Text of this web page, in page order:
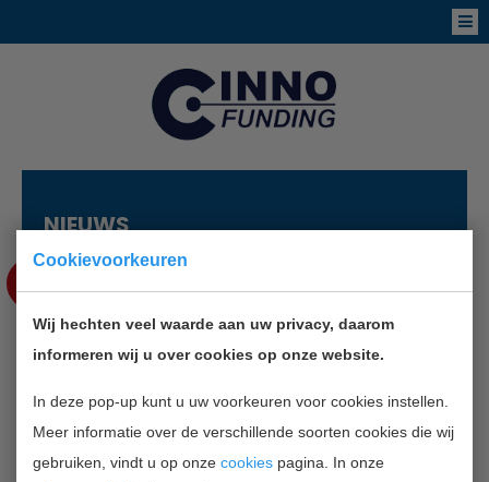
Cookievoorkeuren
Wij hechten veel waarde aan uw privacy, daarom
informeren wij u over cookies op onze website.
In deze pop-up kunt u uw voorkeuren voor cookies instellen.
Meer informatie over de verschillende soorten cookies die wij
gebruiken, vindt u op onze cookies pagina. In onze
NIEUWS
15
ONDERNEMER DUPE VAN
TERUG NAAR OVERZICHT